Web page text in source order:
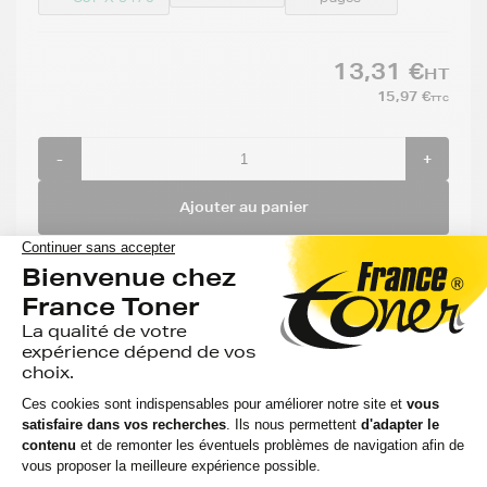
13,31 €HT
15,97 €TTC
- +
Ajouter au panier